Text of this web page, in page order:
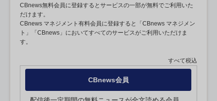
CBnews無料会員に登録するとサービスの一部が無料でご利用いた
だけます。
CBnews マネジメント有料会員に登録すると「CBnews マネジメン
ト」「CBnews」においてすべてのサービスがご利用いただけま
す。
すべて税込
CBnews会員